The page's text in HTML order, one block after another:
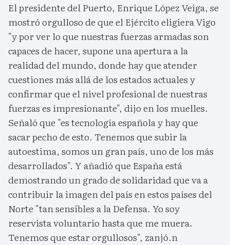
El presidente del Puerto, Enrique López Veiga, se
mostró orgulloso de que el Ejército eligiera Vigo
"y por ver lo que nuestras fuerzas armadas son
capaces de hacer, supone una apertura a la
realidad del mundo, donde hay que atender
cuestiones más allá de los estados actuales y
confirmar que el nivel profesional de nuestras
fuerzas es impresionante", dijo en los muelles.
Señaló que "es tecnología española y hay que
sacar pecho de esto. Tenemos que subir la
autoestima, somos un gran país, uno de los más
desarrollados". Y añadió que España está
demostrando un grado de solidaridad que va a
contribuir la imagen del país en estos países del
Norte "tan sensibles a la Defensa. Yo soy
reservista voluntario hasta que me muera.
Tenemos que estar orgullosos", zanjó.n